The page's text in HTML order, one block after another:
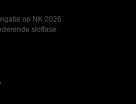
op NK 2026
slotfase